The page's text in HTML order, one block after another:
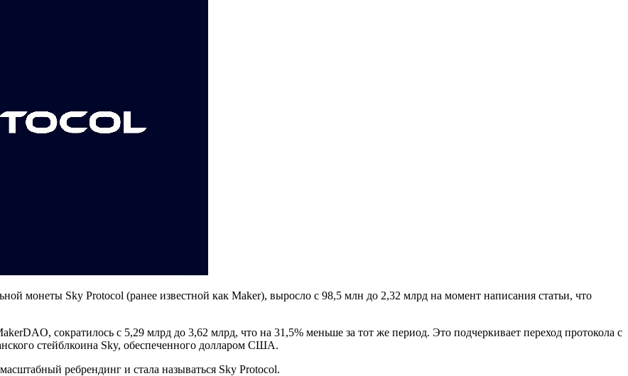
монеты Sky Protocol (ранее известной как Maker), выросло с 98,5 млн до 2,32 млрд на момент написания статьи, что
сократилось с 5,29 млрд до 3,62 млрд, что на 31,5% меньше за тот же период. Это подчеркивает переход протокола с
стейблкоина Sky, обеспеченного долларом США.
ребрендинг и стала называться Sky Protocol.